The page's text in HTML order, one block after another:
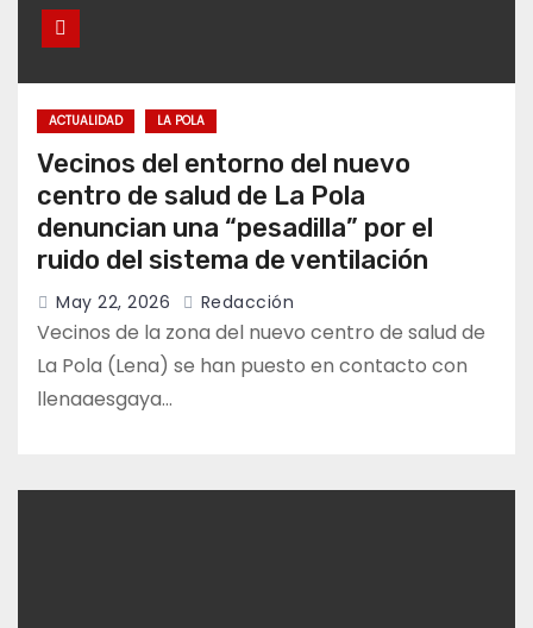
ACTUALIDAD LA POLA
Vecinos del entorno del nuevo
centro de salud de La Pola
denuncian una “pesadilla” por el
ruido del sistema de ventilación
May 22, 2026 Redacción
Vecinos de la zona del nuevo centro de salud de
La Pola (Lena) se han puesto en contacto con
llenaaesgaya…